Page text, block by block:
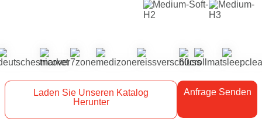
Laden Sie Unseren Katalog
Herunter
Anfrage Senden